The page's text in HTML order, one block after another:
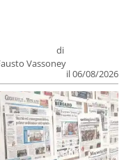
di
Vassoney
il 06/08/2026